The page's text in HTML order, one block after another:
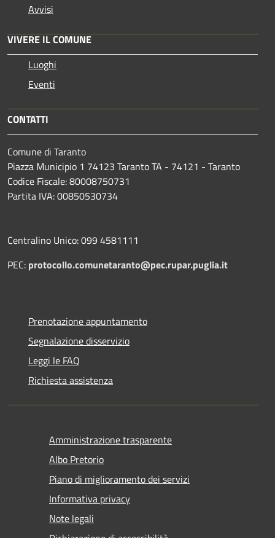
Avvisi
VIVERE IL COMUNE
Luoghi
Eventi
CONTATTI
Comune di Taranto
Piazza Municipio 1 74123 Taranto TA - 74121 - Taranto
Codice Fiscale: 80008750731
Partita IVA: 00850530734
Centralino Unico: 099 4581111
PEC: protocollo.comunetaranto@pec.rupar.puglia.it
Prenotazione appuntamento
Segnalazione disservizio
Leggi le FAQ
Richiesta assistenza
Amministrazione trasparente
Albo Pretorio
Piano di miglioramento dei servizi
Informativa privacy
Note legali